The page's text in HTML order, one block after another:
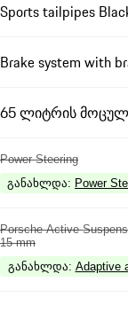
Sports tailpipes
Brake system with
65 ლიტრის
Power Steering
განახლდა: Power
Porsche Active
15 mm
განახლდა: Adaptive